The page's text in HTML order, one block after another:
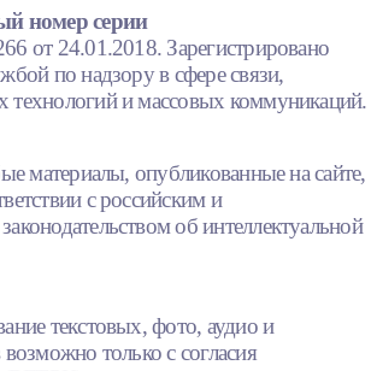
номер серии
от 24.01.2018. Зарегистрировано
по надзору в сфере связи,
и массовых коммуникаций.
материалы, опубликованные на сайте,
с российским и
об интеллектуальной
текстовых, фото, аудио и
только с согласия